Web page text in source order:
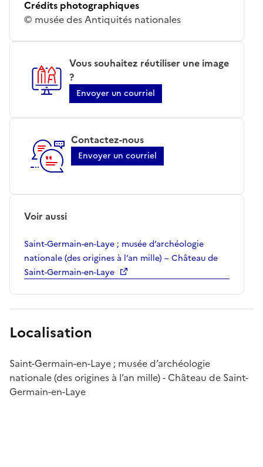
Crédits photographiques
© musée des Antiquités nationales
Vous souhaitez réutiliser une image
?
Envoyer un courriel
Contactez-nous
Envoyer un courriel
Voir aussi
Saint-Germain-en-Laye ; musée d’archéologie
nationale (des origines à l’an mille) – Château de
Saint-Germain-en-Laye
Localisation
Saint-Germain-en-Laye ; musée d’archéologie
nationale (des origines à l’an mille) - Château de Saint-
Germain-en-Laye